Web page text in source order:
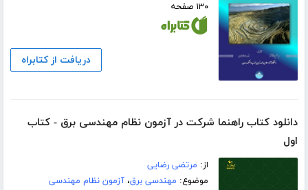
۱۳۰ صفحه
دریافت از کتابراه
دانلود کتاب راهنما شرکت در آزمون نظام مهندسی برق - کتاب
اول
از: مرتضی رضایی
موضوع: مهندسی برق،آزمون نظام مهندسی